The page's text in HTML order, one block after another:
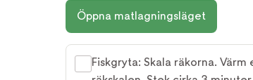
Öppna matlagningsläget
Fiskgryta: Skala räkorna.